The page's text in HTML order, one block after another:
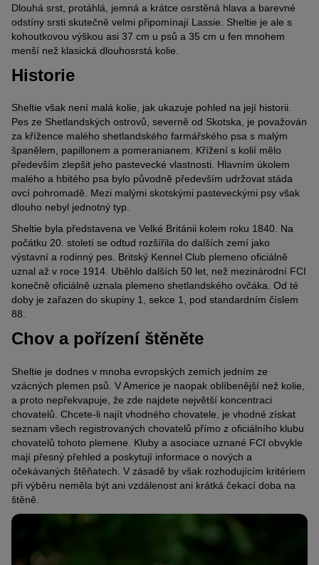
Dlouhá srst, protáhlá, jemná a krátce osrstěná hlava a barevné
odstíny srsti skutečně velmi připomínají Lassie. Sheltie je ale s
kohoutkovou výškou asi 37 cm u psů a 35 cm u fen mnohem
menší než klasická dlouhosrstá kolie.
Historie
Sheltie však není malá kolie, jak ukazuje pohled na její historii.
Pes ze Shetlandských ostrovů, severně od Skotska, je považován
za křížence malého shetlandského farmářského psa s malým
španělem, papillonem a pomeranianem. Křížení s kolií mělo
především zlepšit jeho pastevecké vlastnosti. Hlavním úkolem
malého a hbitého psa bylo původně především udržovat stáda
ovcí pohromadě. Mezi malými skotskými pasteveckými psy však
dlouho nebyl jednotný typ.
Sheltie byla představena ve Velké Británii kolem roku 1840. Na
počátku 20. století se odtud rozšířila do dalších zemí jako
výstavní a rodinný pes. Britský Kennel Club plemeno oficiálně
uznal až v roce 1914. Uběhlo dalších 50 let, než mezinárodní FCI
konečně oficiálně uznala plemeno shetlandského ovčáka. Od té
doby je zařazen do skupiny 1, sekce 1, pod standardním číslem
88.
Chov a pořízení štěněte
Sheltie je dodnes v mnoha evropských zemích jedním ze
vzácných plemen psů. V Americe je naopak oblíbenější než kolie,
a proto nepřekvapuje, že zde najdete největší koncentraci
chovatelů. Chcete-li najít vhodného chovatele, je vhodné získat
seznam všech registrovaných chovatelů přímo z oficiálního klubu
chovatelů tohoto plemene. Kluby a asociace uznané FCI obvykle
mají přesný přehled a poskytují informace o nových a
očekávaných štěňatech. V zásadě by však rozhodujícím kritériem
při výběru neměla být ani vzdálenost ani krátká čekací doba na
štěně.